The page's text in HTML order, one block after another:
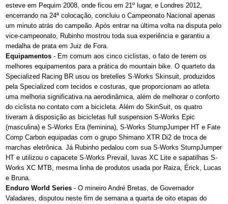
esteve em Pequim 2008, onde ficou em 21º lugar, e Londres 2012,
encerrando na 24ª colocação, concluiu o Campeonato Nacional apenas
um minuto atrás do campeão. Após entrar na última volta na disputa pelo
vice-campeonato, Rubinho mostrou toda sua experiência e garantiu a
medalha de prata em Juiz de Fora.
Equipamentos - Em comum aos cinco ciclistas, o fato de terem os
melhores equipamentos para a prática do mountain bike. O quarteto da
Specialized Racing BR usou os bretelles S-Works Skinsuit, produzidos
pela Specialized com tecidos e costuras, que proporcionam ao atleta
uma melhoria significativa na aerodinâmica, além de melhorar o conforto
do ciclista no contato com a bicicleta. Além do SkinSuit, os quatro
tiveram à disposição as bicicletas full suspension S-Works Epic
(masculina) e S-Works Era (feminina), S-Works StumpJumper HT e Fate
Comp Carbon equipadas com o grupo Shimano XTR Di2 de troca de
marchas eletrônica. Já Rubinho pedalou com sua S-Works StumpJumper
HT e utilizou o capacete S-Works Prevail, luvas XC Lite e sapatilhas S-
Works XC MTB, mesma linha de produtos usada por Raiza, Érick, Lucas
e Bruna.
Enduro World Series - O mineiro André Bretas, de Governador
Valadares, disputou neste fim de semana a quarta de oito etapas do